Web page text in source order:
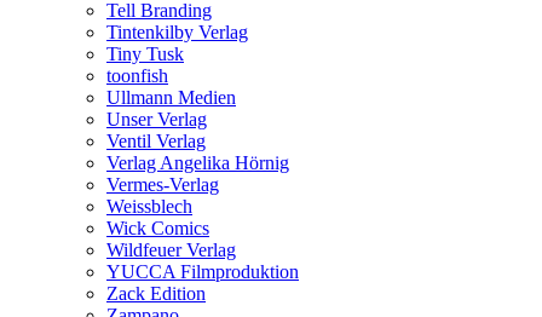
Tell Branding
Tintenkilby Verlag
Tiny Tusk
toonfish
Ullmann Medien
Unser Verlag
Ventil Verlag
Verlag Angelika Hörnig
Vermes-Verlag
Weissblech
Wick Comics
Wildfeuer Verlag
YUCCA Filmproduktion
Zack Edition